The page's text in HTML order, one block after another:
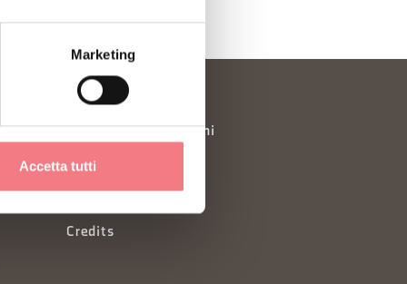
Marketing
Accetta tutti
Richiesta informazioni
Consorzi Turistici
Credits